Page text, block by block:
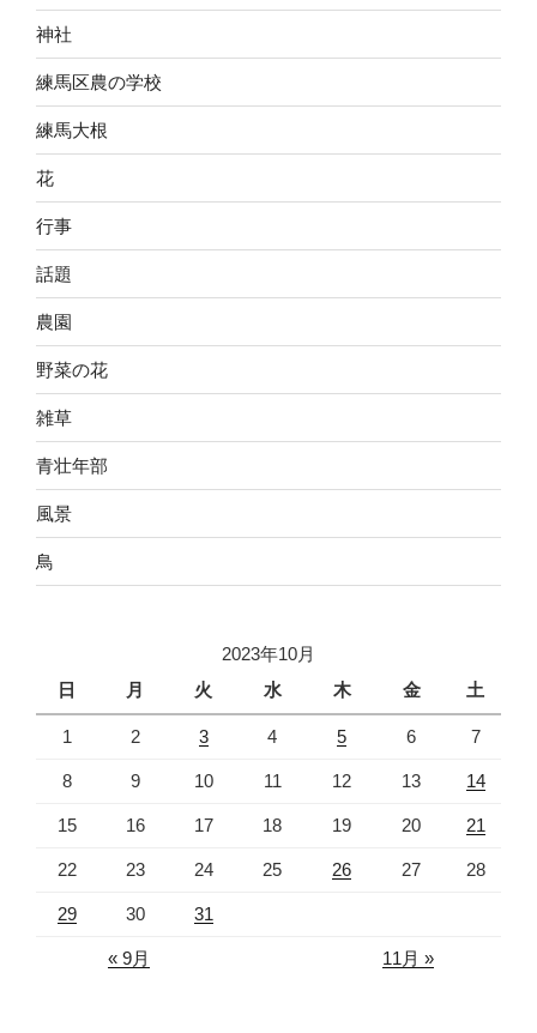
神社
練馬区農の学校
練馬大根
花
行事
話題
農園
野菜の花
雑草
青壮年部
風景
鳥
2023年10月
日
月 火 水 木 金 土
1 2 3 4 5 6 7
8 9 10 11 12 13 14
15 16 17 18 19 20 21
22 23 24 25 26 27 28
29 30 31
« 9月 11月 »